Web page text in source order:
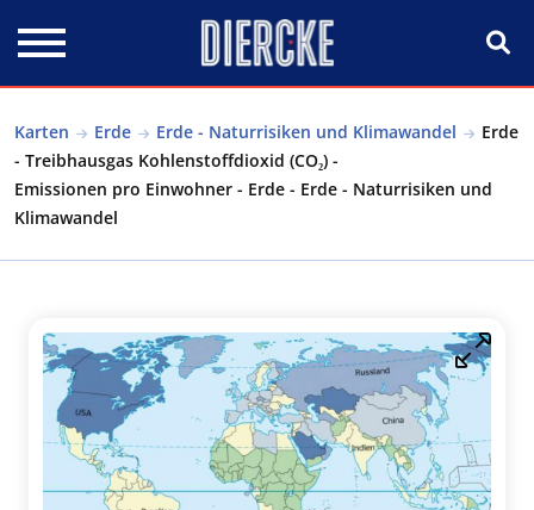
Karten Erde Erde - Naturrisiken und Klimawandel
Erde
- Treibhausgas Kohlenstoffdioxid (CO₂) -
Emissionen pro Einwohner - Erde - Erde - Naturrisiken und
Klimawandel